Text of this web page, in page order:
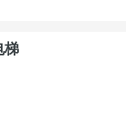
梯